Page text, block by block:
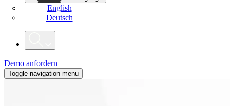
English
Deutsch
Demo anfordern
Toggle navigation menu